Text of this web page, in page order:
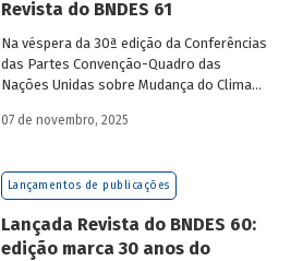
Revista do BNDES 61
Na véspera da 30ª edição da Conferências
das Partes Convenção-Quadro das
Nações Unidas sobre Mudança do Clima
edição 61 da Revista do BNDES.
07 de novembro, 2025
Lançamentos de publicações
Lançada Revista do BNDES 60:
edição marca 30 anos do